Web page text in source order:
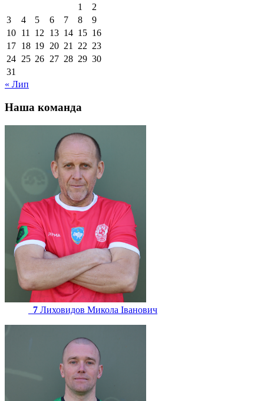
1
2
3
4 5 6 7 8
9
10 11 12 13 14 15 16
17 18 19 20 21 22 23
24 25 26 27 28 29 30
31
« Лип
Наша команда
7 Лиховидов Микола Іванович